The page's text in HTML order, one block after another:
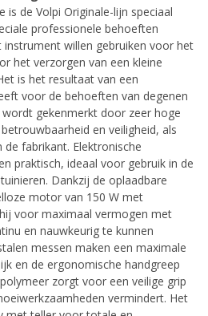
is de Volpi Originale-lijn speciaal
professionele behoeften
instrument willen gebruiken voor het
het verzorgen van een kleine
is het resultaat van een
voor de behoeften van degenen
gekenmerkt door zeer hoge
en veiligheid, als
fabrikant. Elektronische
praktisch, ideaal voor gebruik in de
Dankzij de oplaadbare
motor van 150 W met
voor maximaal vermogen met
en nauwkeurig te kunnen
messen maken een maximale
en de ergonomische handgreep
zorgt voor een veilige grip
vermindert. Het